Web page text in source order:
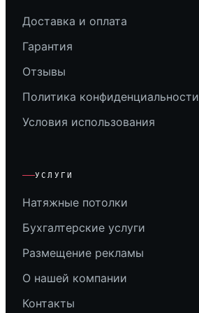
Доставка и оплата
Гарантия
Отзывы
Политика конфиденциальности
Условия использования
УСЛУГИ
Натяжные потолки
Бухгалтерские услуги
Размещение рекламы
О нашей компании
Контакты